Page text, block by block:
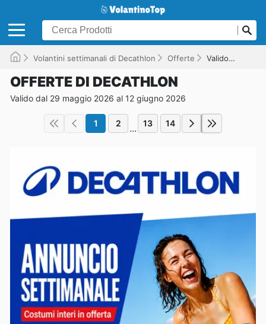
Volantini settimanali di Decathlon Offerte Valido fino al 12/06/2026
OFFERTE DI DECATHLON
Valido dal 29 maggio 2026 al 12 giugno 2026
1 2 ... 13 14